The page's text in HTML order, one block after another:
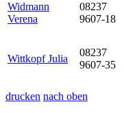
Widmann
Verena
08237
9607-18
Wittkopf Julia
08237
9607-35
drucken nach oben